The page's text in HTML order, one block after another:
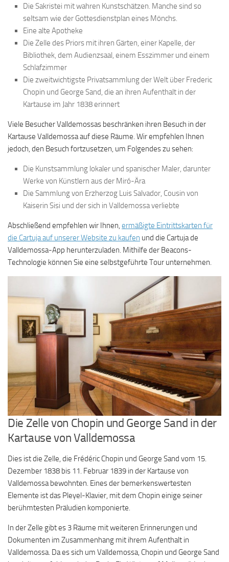
Die Sakristei mit wahren Kunstschätzen. Manche sind so
seltsam wie der Gottesdienstplan eines Mönchs.
Eine alte Apotheke
Die Zelle des Priors mit ihren Gärten, einer Kapelle, der
Bibliothek, dem Audienzsaal, einem Esszimmer und einem
Schlafzimmer
Die zweitwichtigste Privatsammlung der Welt über Frederic
Chopin und George Sand, die an ihren Aufenthalt in der
Kartause im Jahr 1838 erinnert
Viele Besucher Valldemossas beschränken ihren Besuch in der
Kartause Valldemossa auf diese Räume. Wir empfehlen Ihnen
jedoch, den Besuch fortzusetzen, um Folgendes zu sehen:
Die Kunstsammlung lokaler und spanischer Maler, darunter
Werke von Künstlern aus der Miró-Ära
Die Sammlung von Erzherzog Luis Salvador, Cousin von
Kaiserin Sisi und der sich in Valldemossa verliebte
Abschließend empfehlen wir Ihnen, ermäßigte Eintrittskarten für
die Cartuja auf unserer Website zu kaufen und die Cartuja de
Valldemossa-App herunterzuladen. Mithilfe der Beacons-
Technologie können Sie eine selbstgeführte Tour unternehmen.
Die Zelle von Chopin und George Sand in der
Kartause von Valldemossa
Dies ist die Zelle, die Frédéric Chopin und George Sand vom 15.
Dezember 1838 bis 11. Februar 1839 in der Kartause von
Valldemossa bewohnten. Eines der bemerkenswertesten
Elemente ist das Pleyel-Klavier, mit dem Chopin einige seiner
berühmtesten Präludien komponierte.
In der Zelle gibt es 3 Räume mit weiteren Erinnerungen und
Dokumenten im Zusammenhang mit ihrem Aufenthalt in
Valldemossa. Da es sich um Valldemossa, Chopin und George Sand